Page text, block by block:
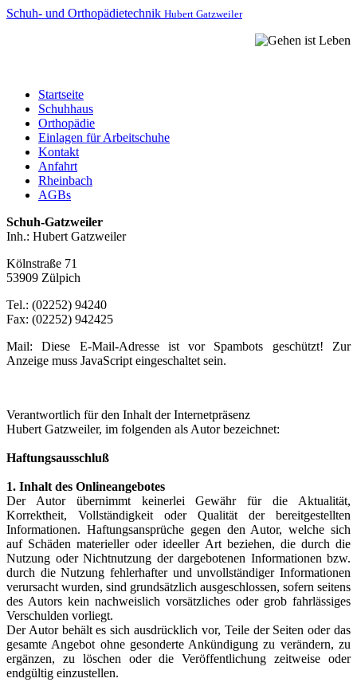
Schuh- und Orthopädietechnik Hubert Gatzweiler
Startseite
Schuhhaus
Orthopädie
Einlagen für Arbeitschuhe
Kontakt
Anfahrt
Rheinbach
AGBs
Schuh-Gatzweiler
Inh.: Hubert Gatzweiler
Kölnstraße 71
53909 Zülpich
Tel.: (02252) 94240
Fax: (02252) 942425
Mail:Diese E-Mail-Adresse ist vor Spambots geschützt! Zur
Anzeige muss JavaScript eingeschaltet sein.
Verantwortlich für den Inhalt der Internetpräsenz
Hubert Gatzweiler, im folgenden als Autor bezeichnet:
Haftungsausschluß
1. Inhalt des Onlineangebotes
Der Autor übernimmt keinerlei Gewähr für die Aktualität,
Korrektheit, Vollständigkeit oder Qualität der bereitgestellten
Informationen. Haftungsansprüche gegen den Autor, welche sich
auf Schäden materieller oder ideeller Art beziehen, die durch die
Nutzung oder Nichtnutzung der dargebotenen Informationen bzw.
durch die Nutzung fehlerhafter und unvollständiger Informationen
verursacht wurden, sind grundsätzlich ausgeschlossen, sofern seitens
des Autors kein nachweislich vorsätzliches oder grob fahrlässiges
Verschulden vorliegt.
Der Autor behält es sich ausdrücklich vor, Teile der Seiten oder das
gesamte Angebot ohne gesonderte Ankündigung zu verändern, zu
ergänzen, zu löschen oder die Veröffentlichung zeitweise oder
endgültig einzustellen.